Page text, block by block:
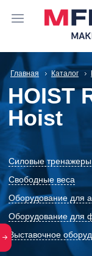
Главная Каталог
HOIST
Hoist
Силовые тренажеры
Свободные веса
Оборудование для
Оборудование для
Выставочное